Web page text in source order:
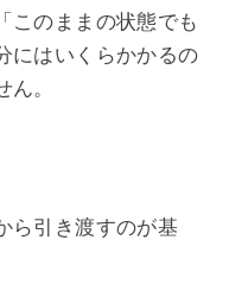
このままの状態でも
にはいくらかかるの
。
ら引き渡すのが基